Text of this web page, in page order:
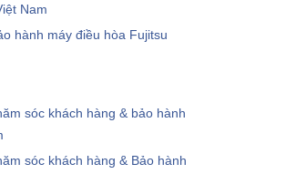
Nam
hành máy điều hòa Fujitsu
sóc khách hàng & bảo hành
sóc khách hàng & Bảo hành